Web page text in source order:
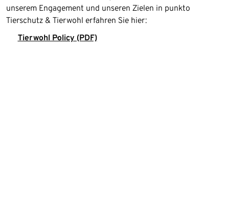
unserem Engagement und unseren Zielen in punkto
Tierschutz & Tierwohl erfahren Sie hier:
Tierwohl Policy (PDF)